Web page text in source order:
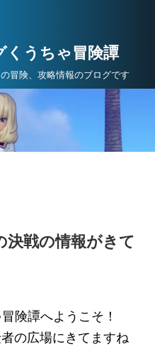
くうちゃ冒険譚
冒険、攻略情報のブログです
決戦の情報がきて
険譚へようこそ！
の広場にきてますね